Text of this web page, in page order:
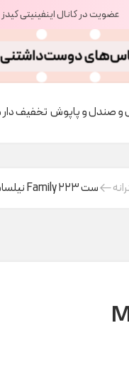
عضویت در کانال اینفینیتی
صندل و پاپوش تخفیف دار
ست Family ۲۲۳ نیلسام کدM0092